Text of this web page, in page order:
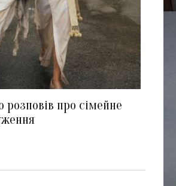
розповів про сімейне